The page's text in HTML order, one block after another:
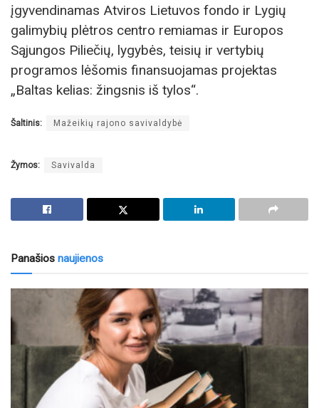
įgyvendinamas Atviros Lietuvos fondo ir Lygių
galimybių plėtros centro remiamas ir Europos
Sąjungos Piliečių, lygybės, teisių ir vertybių
programos lėšomis finansuojamas projektas
„Baltas kelias: žingsnis iš tylos“.
Šaltinis: Mažeikių rajono savivaldybė
Žymos: Savivalda
Panašios naujienos